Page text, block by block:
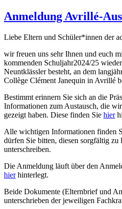
Anmeldung Avrillé-
Liebe Eltern und Schüler*innen der
wir freuen uns sehr Ihnen und euch
kommenden Schuljahr2024/25
Neuntklässler besteht, an dem
Collège Clément Janequin in Avrillé
Bestimmt erinnern Sie sich an die
Informationen zum Austausch, die
gezeigt haben. Diese finden Sie hier
Alle wichtigen Informationen finden
dürfen Sie bitten, diesen sorgfältig zu
unterschreiben.
Die Anmeldung läuft über den
hierhinterlegt.
Beide Dokumente (Elternbrief und
unterschrieben der jeweiligen